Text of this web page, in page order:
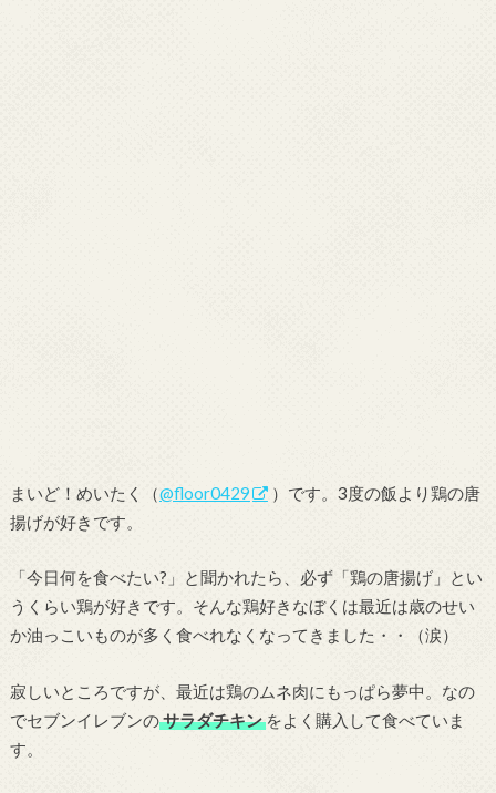
まいど！めいたく（@floor0429
）です。3度の飯より鶏の唐
揚げが好きです。
「今日何を食べたい?」と聞かれたら、必ず「鶏の唐揚げ」とい
うくらい鶏が好きです。そんな鶏好きなぼくは最近は歳のせい
か油っこいものが多く食べれなくなってきました・・（涙）
寂しいところですが、最近は鶏のムネ肉にもっぱら夢中。なの
でセブンイレブンのサラダチキンをよく購入して食べていま
す。